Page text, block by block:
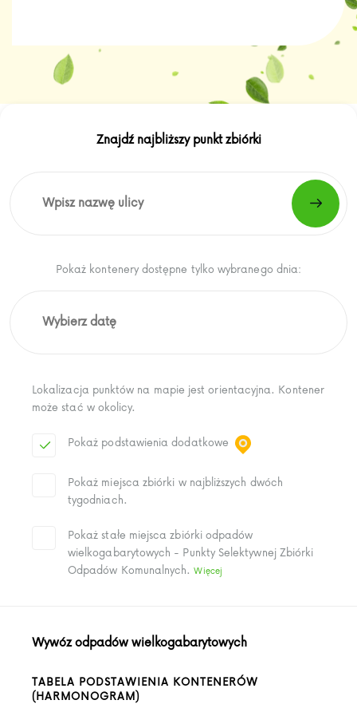
Znajdź najbliższy punkt zbiórki
Pokaż kontenery dostępne tylko wybranego dnia:
Lokalizacja punktów na mapie jest orientacyjna. Kontener
może stać w okolicy.
Pokaż podstawienia dodatkowe
Pokaż miejsca zbiórki w najbliższych dwóch
tygodniach.
Pokaż stałe miejsca zbiórki odpadów
wielkogabarytowych - Punkty Selektywnej Zbiórki
Odpadów Komunalnych.Więcej
Wywóz odpadów wielkogabarytowych
TABELA PODSTAWIENIA KONTENERÓW
(HARMONOGRAM)